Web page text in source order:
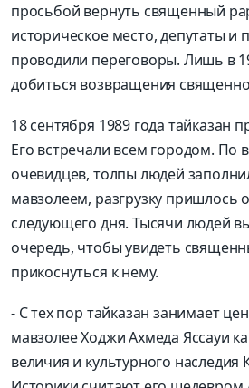
просьбой вернуть священный
историческое место, депутаты и
проводили переговоры. Лишь в
добиться возвращения
18 сентября 1989 года тайказан
Его встречали всем городом. По
очевидцев, толпы людей
мавзолеем, разгрузку пришлось
следующего дня. Тысячи людей
очередь, чтобы увидеть
прикоснуться к нему.
- С тех пор тайказан занимает
мавзолее Ходжи Ахмеда Яссауи
величия и культурного наследия